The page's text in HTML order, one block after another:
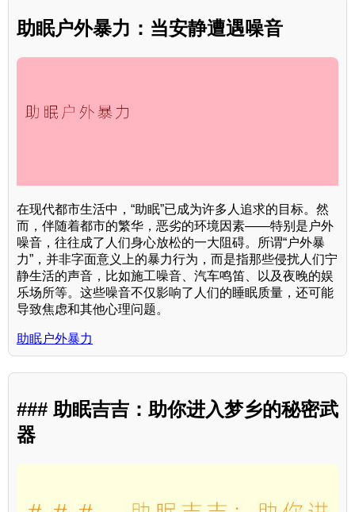
助眠户外暴力：当安静遭遇噪音
在现代都市生活中，“助眠”已成为许多人追求的目标。然
而，伴随着都市的繁华，恶劣的环境因素——特别是户外
噪音，往往成了人们身心放松的一大阻碍。所谓“户外暴
力”，并非字面意义上的暴力行为，而是指那些侵扰人们宁
静生活的声音，比如施工噪音、汽车鸣笛、以及夜晚的娱
乐场所等。这些噪音不仅影响了人们的睡眠质量，还可能
导致焦虑和其他心理问题。
助眠户外暴力
### 助眠吉吉：助你进入梦乡的秘密武
器